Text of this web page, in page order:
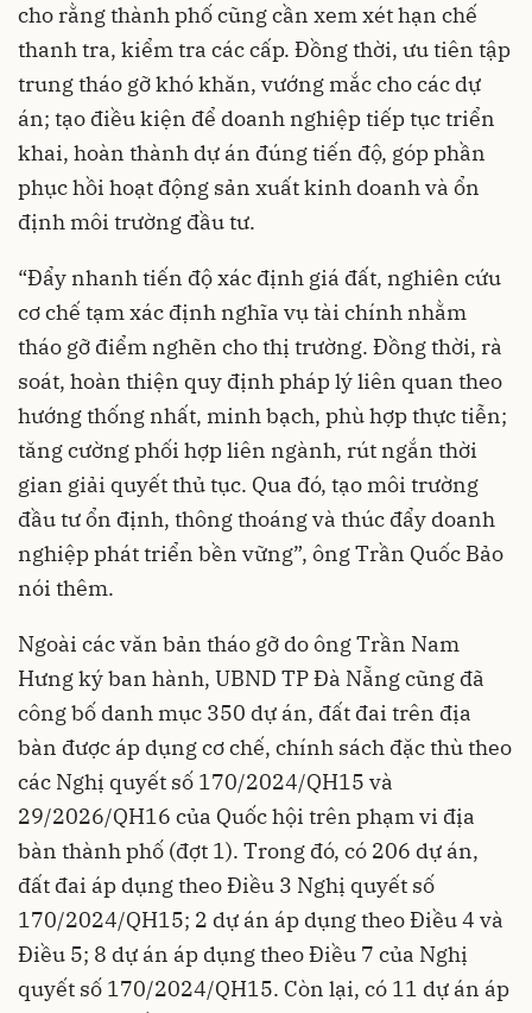
cho rằng thành phố cũng cần xem xét hạn chế
thanh tra, kiểm tra các cấp. Đồng thời, ưu tiên tập
trung tháo gỡ khó khăn, vướng mắc cho các dự
án; tạo điều kiện để doanh nghiệp tiếp tục triển
khai, hoàn thành dự án đúng tiến độ, góp phần
phục hồi hoạt động sản xuất kinh doanh và ổn
định môi trường đầu tư.
“Đẩy nhanh tiến độ xác định giá đất, nghiên cứu
cơ chế tạm xác định nghĩa vụ tài chính nhằm
tháo gỡ điểm nghẽn cho thị trường. Đồng thời, rà
soát, hoàn thiện quy định pháp lý liên quan theo
hướng thống nhất, minh bạch, phù hợp thực tiễn;
tăng cường phối hợp liên ngành, rút ngắn thời
gian giải quyết thủ tục. Qua đó, tạo môi trường
đầu tư ổn định, thông thoáng và thúc đẩy doanh
nghiệp phát triển bền vững”, ông Trần Quốc Bảo
nói thêm.
Ngoài các văn bản tháo gỡ do ông Trần Nam
Hưng ký ban hành, UBND TP Đà Nẵng cũng đã
công bố danh mục 350 dự án, đất đai trên địa
bàn được áp dụng cơ chế, chính sách đặc thù theo
các Nghị quyết số 170/2024/QH15 và
29/2026/QH16 của Quốc hội trên phạm vi địa
bàn thành phố (đợt 1). Trong đó, có 206 dự án,
đất đai áp dụng theo Điều 3 Nghị quyết số
170/2024/QH15; 2 dự án áp dụng theo Điều 4 và
Điều 5; 8 dự án áp dụng theo Điều 7 của Nghị
quyết số 170/2024/QH15. Còn lại, có 11 dự án áp